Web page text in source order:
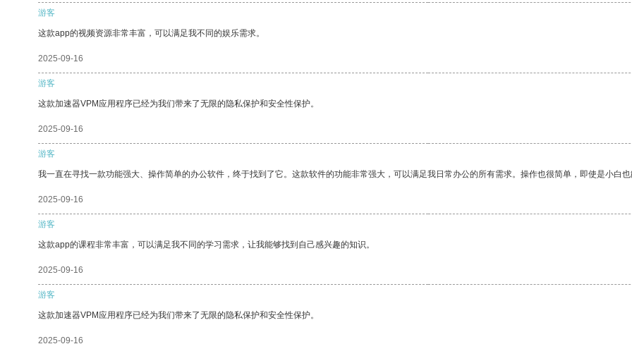
游客
这款app的视频资源非常丰富，可以满足我不同的娱乐需求。
2025-09-16
游客
这款加速器VPM应用程序已经为我们带来了无限的隐私保护和安全性保护。
2025-09-16
游客
我一直在寻找一款功能强大、操作简单的办公软件，终于找到了它。这款软件的功能非常强大，可以满足我日常办公的所有需求。操作也很简单，即使是小白也
2025-09-16
游客
这款app的课程非常丰富，可以满足我不同的学习需求，让我能够找到自己感兴趣的知识。
2025-09-16
游客
这款加速器VPM应用程序已经为我们带来了无限的隐私保护和安全性保护。
2025-09-16